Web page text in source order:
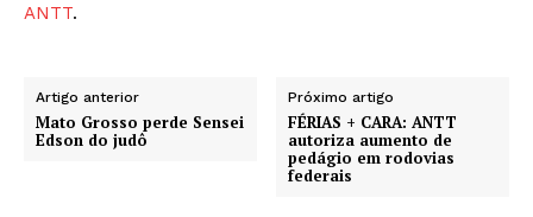
ANTT.
Artigo anterior
Mato Grosso perde Sensei
Edson do judô
Próximo artigo
FÉRIAS + CARA: ANTT
autoriza aumento de
pedágio em rodovias
federais